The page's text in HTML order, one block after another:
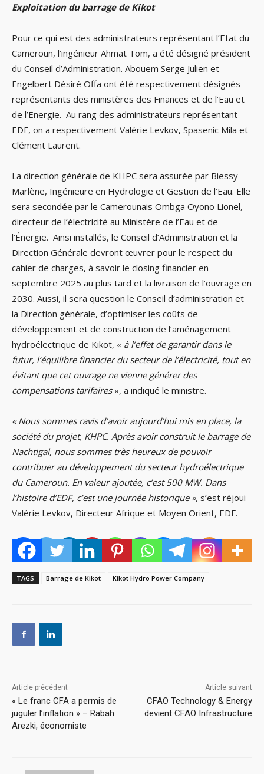
Exploitation du barrage de Kikot
Pour ce qui est des administrateurs représentant l’Etat du
Cameroun, l’ingénieur Ahmat Tom, a été désigné président
du Conseil d’Administration. Abouem Serge Julien et
Engelbert Désiré Offa ont été respectivement désignés
représentants des ministères des Finances et de l’Eau et
de l’Energie. Au rang des administrateurs représentant
EDF, on a respectivement Valérie Levkov, Spasenic Mila et
Clément Laurent.
La direction générale de KHPC sera assurée par Biessy
Marlène, Ingénieure en Hydrologie et Gestion de l’Eau. Elle
sera secondée par le Camerounais Ombga Oyono Lionel,
directeur de l’électricité au Ministère de l’Eau et de
l’Énergie. Ainsi installés, le Conseil d’Administration et la
Direction Générale devront œuvrer pour le respect du
cahier de charges, à savoir le closing financier en
septembre 2025 au plus tard et la livraison de l’ouvrage en
2030. Aussi, il sera question le Conseil d’administration et
la Direction générale, d’optimiser les coûts de
développement et de construction de l’aménagement
hydroélectrique de Kikot, « à l’effet de garantir dans le
futur, l’équilibre financier du secteur de l’électricité, tout en
évitant que cet ouvrage ne vienne générer des
compensations tarifaires», a indiqué le ministre.
« Nous sommes ravis d’avoir aujourd’hui mis en place, la
société du projet, KHPC. Après avoir construit le barrage de
Nachtigal, nous sommes très heureux de pouvoir
contribuer au développement du secteur hydroélectrique
du Cameroun. En valeur ajoutée, c’est 500 MW. Dans
l’histoire d’EDF, c’est une journée historique », s’est réjoui
Valérie Levkov, Directeur Afrique et Moyen Orient, EDF.
TAGS Barrage de Kikot Kikot Hydro Power Company
Article précédent
« Le franc CFA a permis de
juguler l’inflation » – Rabah
Arezki, économiste
Article suivant
CFAO Technology & Energy
devient CFAO Infrastructure